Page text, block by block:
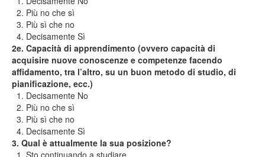
2. Più no che sì
3. Più sì che no
4. Decisamente Sì
2e. Capacità di apprendimento (ovvero capacità di
acquisire nuove conoscenze e competenze facendo
affidamento, tra l’altro, su un buon metodo di studio, di
pianificazione, ecc.)
1. Decisamente No
2. Più no che sì
3. Più sì che no
4. Decisamente Sì
3. Qual è attualmente la sua posizione?
1. Sto continuando a studiare